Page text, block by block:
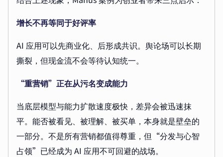
增长不再等同于好评率
AI 应用可以先商业化、后形成共识。舆论场可以长期
撕裂，但现金流不会等待认知统一。
“重营销”正在从污名变成能力
当底层模型与能力扩散速度极快，差异会被迅速抹
平。能否被看见、被理解、被买单，本身就是壁垒的
一部分。不是所有营销都值得尊重，但“分发与心智
占领”已经成为 AI 应用不可回避的战场。